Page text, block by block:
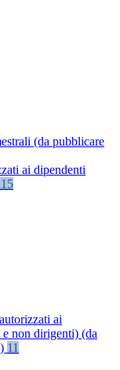
(da pubblicare
ai dipendenti
ai
non dirigenti) (da
11